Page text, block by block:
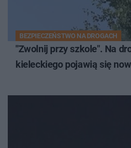
BEZPIECZEŃSTWO NA DROGACH
"Zwolnij przy szkole". Na
kieleckiego pojawią się